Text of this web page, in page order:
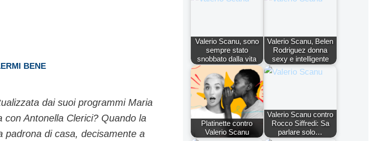
BENE
dai suoi programmi Maria
Antonella Clerici? Quando la
padrona di casa, decisamente a
Valerio Scanu, sono
sempre stato
snobbato dalla vita
Valerio Scanu, Belen
Rodriguez donna
sexy e intelligente
Platinette contro
Valerio Scanu
Valerio Scanu contro
Rocco Siffredi: Sa
parlare solo…